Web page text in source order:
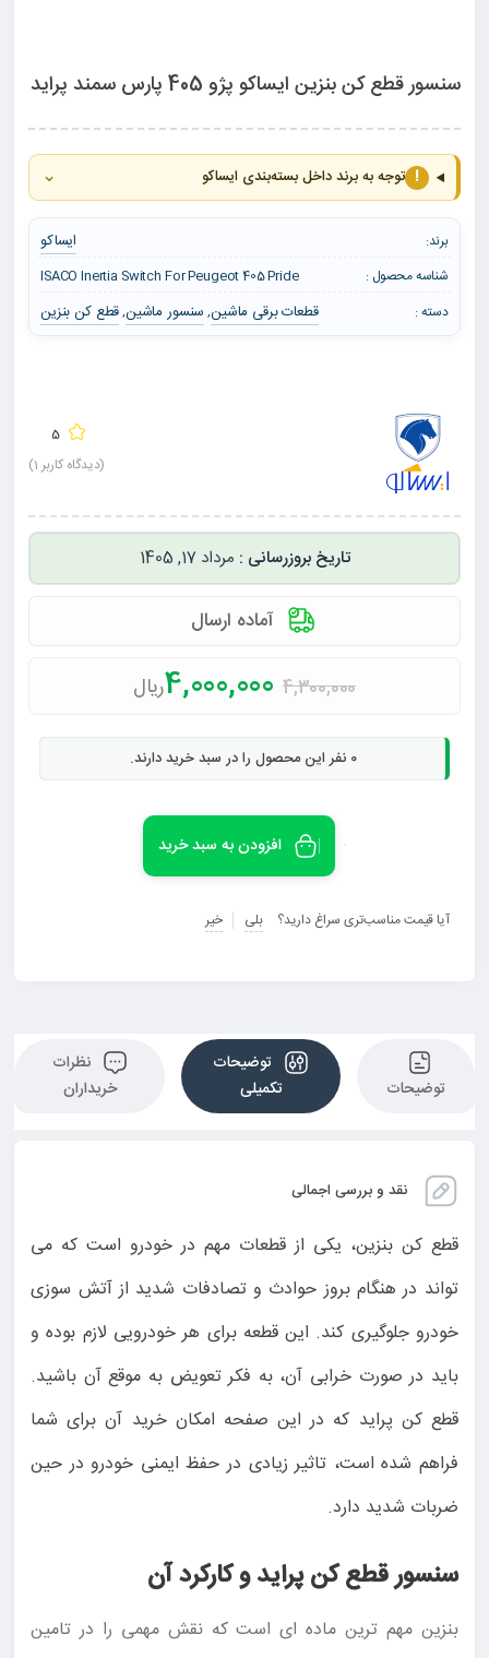
سنسور قطع کن بنزین ایساکو پژو 405 پارس سمند پراید
! توجه به برند داخل بسته‌بندی ایساکو ⌄
برند: ایساکو
شناسه محصول :
ISACO Inertia Switch For Peugeot 405 Pride
دسته :
قطعات برقی ماشین, سنسور ماشین,قطع کن بنزین
5
(دیدگاه کاربر 1
)
مرداد 17, 1405
آماده ارسال
4,300,000
4,000,000ریال
0 نفر این محصول را در سبد خرید دارند.
افزودن به سبد خرید
آیا قیمت مناسب‌تری سراغ دارید؟ بلی خیر
توضیحات
توضیحات
تکمیلی
نظرات
خریداران
نقد و بررسی اجمالی
قطع کن بنزین، یکی از قطعات مهم در خودرو است که می
تواند در هنگام بروز حوادث و تصادفات شدید از آتش سوزی
خودرو جلوگیری کند. این قطعه برای هر خودرویی لازم بوده و
باید در صورت خرابی آن، به فکر تعویض به موقع آن باشید.
قطع کن پراید که در این صفحه امکان خرید آن برای شما
فراهم شده است، تاثیر زیادی در حفظ ایمنی خودرو در حین
ضربات شدید دارد.
سنسور قطع کن پراید و کارکرد آن
بنزین مهم ترین ماده ای است که نقش مهمی را در تامین